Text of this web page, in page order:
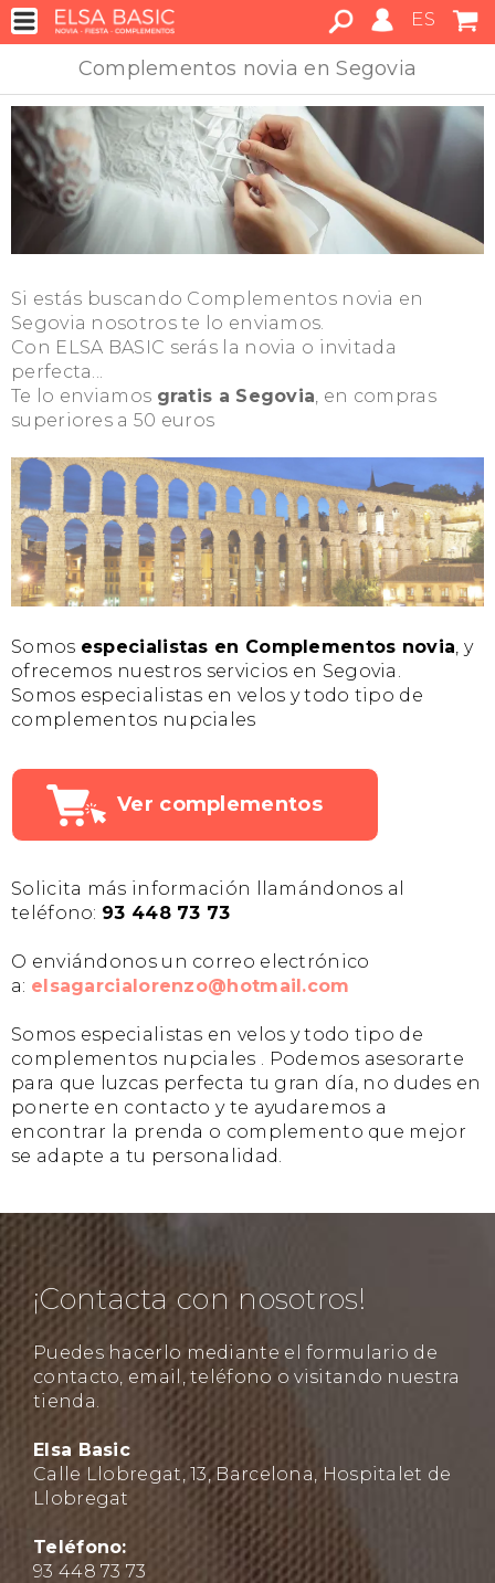
ES
Complementos novia en Segovia
Si estás buscando Complementos novia en
Segovia nosotros te lo enviamos.
Con ELSA BASIC serás la novia o invitada
perfecta...
Te lo enviamos gratis a Segovia, en compras
superiores a 50 euros
Somos especialistas en Complementos novia , y
ofrecemos nuestros servicios en Segovia.
Somos especialistas en velos y todo tipo de
complementos nupciales
Ver complementos
Solicita más información llamándonos al
teléfono: 93 448 73 73
O enviándonos un correo electrónico
a: elsagarcialorenzo@hotmail.com
Somos especialistas en velos y todo tipo de
complementos nupciales . Podemos asesorarte
para que luzcas perfecta tu gran día, no dudes en
ponerte en contacto y te ayudaremos a
encontrar la prenda o complemento que mejor
se adapte a tu personalidad.
¡Contacta con nosotros!
Puedes hacerlo mediante el formulario de
contacto, email, teléfono o visitando nuestra
tienda.
Elsa Basic
Calle Llobregat, 13, Barcelona, Hospitalet de
Llobregat
Teléfono:
93 448 73 73